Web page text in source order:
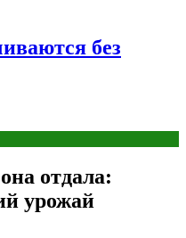
без
отдала:
урожай